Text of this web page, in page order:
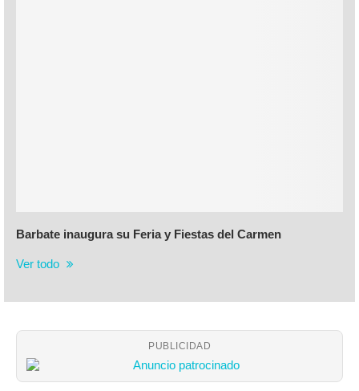
Barbate inaugura su Feria y Fiestas del Carmen
Ver todo
PUBLICIDAD